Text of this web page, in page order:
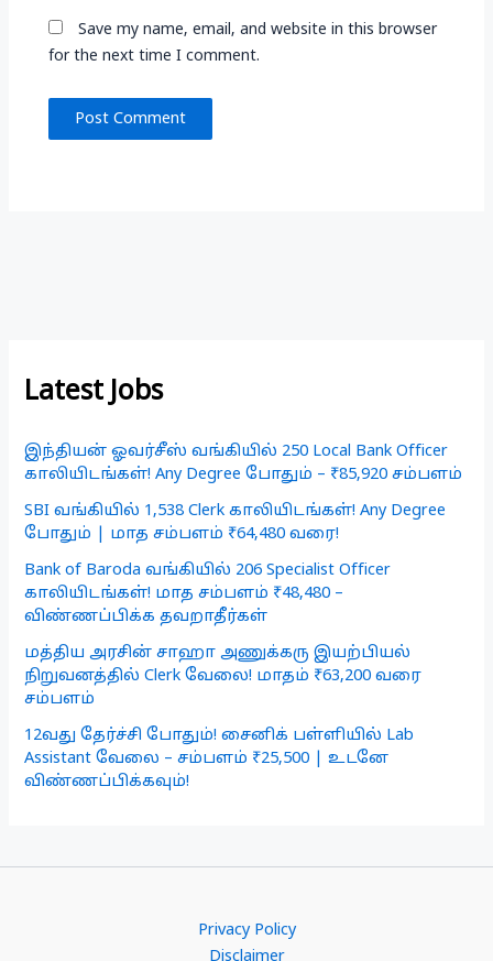
Save my name, email, and website in this browser
for the next time I comment.
Latest Jobs
இந்தியன் ஓவர்சீஸ் வங்கியில் 250 Local Bank Officer
காலியிடங்கள்! Any Degree போதும் – ₹85,920 சம்பளம்
SBI வங்கியில் 1,538 Clerk காலியிடங்கள்! Any Degree
போதும் | மாத சம்பளம் ₹64,480 வரை!
Bank of Baroda வங்கியில் 206 Specialist Officer
காலியிடங்கள்! மாத சம்பளம் ₹48,480 –
விண்ணப்பிக்க தவறாதீர்கள்
மத்திய அரசின் சாஹா அணுக்கரு இயற்பியல்
நிறுவனத்தில் Clerk வேலை! மாதம் ₹63,200 வரை
சம்பளம்
12வது தேர்ச்சி போதும்! சைனிக் பள்ளியில் Lab
Assistant வேலை – சம்பளம் ₹25,500 | உடனே
விண்ணப்பிக்கவும்!
Privacy Policy
Disclaimer